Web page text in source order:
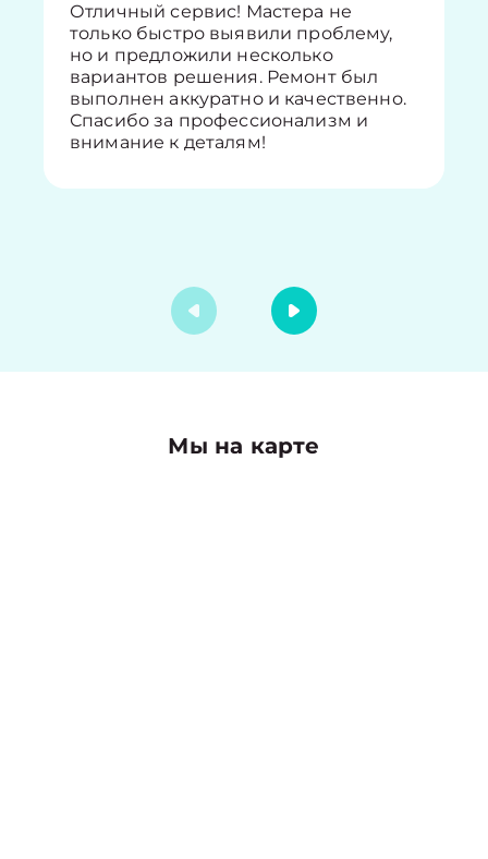
Отличный сервис! Мастера не
только быстро выявили проблему,
но и предложили несколько
вариантов решения. Ремонт был
выполнен аккуратно и качественно.
Спасибо за профессионализм и
внимание к деталям!
Мы на карте